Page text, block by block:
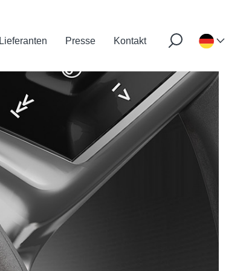
Lieferanten Presse Kontakt